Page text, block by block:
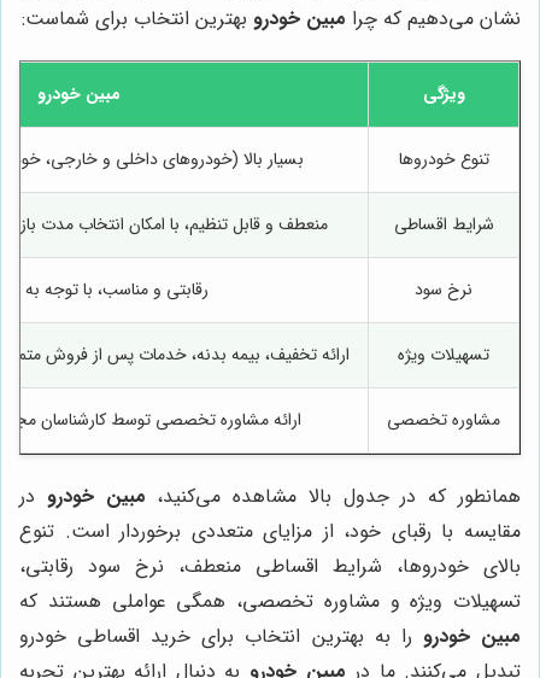
نشان می‌دهیم که چرا مبین خودرو بهترین انتخاب برای شماست:
ویژگی مبین خودرو
تنوع خودروها بسیار بالا (خودروهای داخلی و خارجی،
شرایط اقساطی منعطف و قابل تنظیم، با امکان انتخاب مدت
نرخ سود رقابتی و مناسب، با توجه به
تسهیلات ویژه ارائه تخفیف، بیمه بدنه، خدمات پس از فروش
مشاوره تخصصی ارائه مشاوره تخصصی توسط کارشناسان مجرب
همانطور که در جدول بالا مشاهده می‌کنید، مبین خودرو در
مقایسه با رقبای خود، از مزایای متعددی برخوردار است. تنوع
بالای خودروها، شرایط اقساطی منعطف، نرخ سود رقابتی،
تسهیلات ویژه و مشاوره تخصصی، همگی عواملی هستند که
مبین خودرو را به بهترین انتخاب برای خرید اقساطی خودرو
تبدیل می‌کنند. ما در مبین خودرو به دنبال ارائه بهترین تجربه